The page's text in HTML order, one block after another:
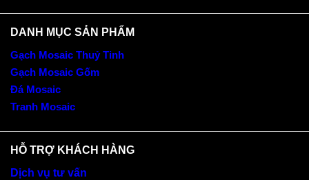
DANH MỤC SẢN PHẨM
Gạch Mosaic Thuỷ Tinh
Gạch Mosaic Gốm
Đá Mosaic
Tranh Mosaic
HỖ TRỢ KHÁCH HÀNG
Dịch vụ tư vấn